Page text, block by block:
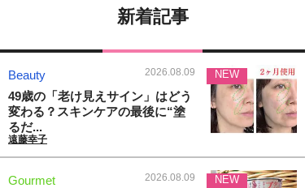
新着記事
Beauty 2026.08.09
49歳の「老け見えサイン」はどう
変わる？スキンケアの最後に“塗
るだ...
遠藤幸子
NEW
Gourmet 2026.08.09 NEW